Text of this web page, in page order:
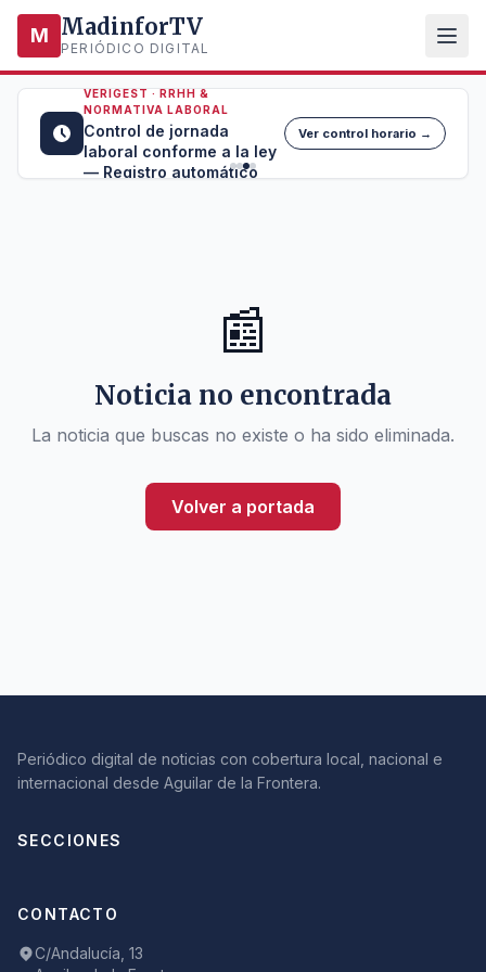
M MadinforTV
PERIÓDICO DIGITAL
VERIGEST · RRHH &
NORMATIVA LABORAL
Control de jornada
laboral conforme a la ley
— Registro automático
Ver control horario →
📰
Noticia no encontrada
La noticia que buscas no existe o ha sido eliminada.
Volver a portada
Periódico digital de noticias con cobertura local, nacional e
internacional desde Aguilar de la Frontera.
SECCIONES
CONTACTO
C/Andalucía, 13